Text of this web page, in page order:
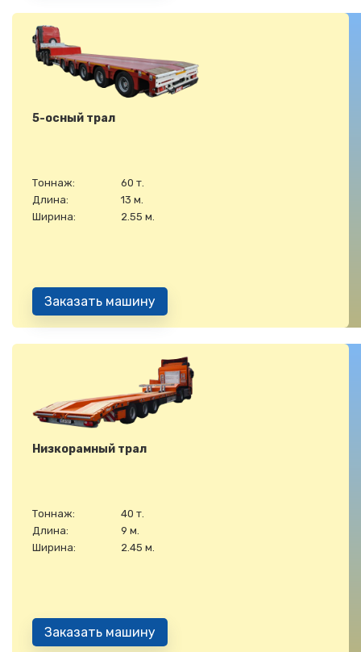
5-осный трал
Тоннаж:
60 т.
Длина:
13 м.
Ширина:
2.55 м.
Заказать машину
Низкорамный трал
Тоннаж:
40 т.
Длина:
9 м.
Ширина:
2.45 м.
Заказать машину